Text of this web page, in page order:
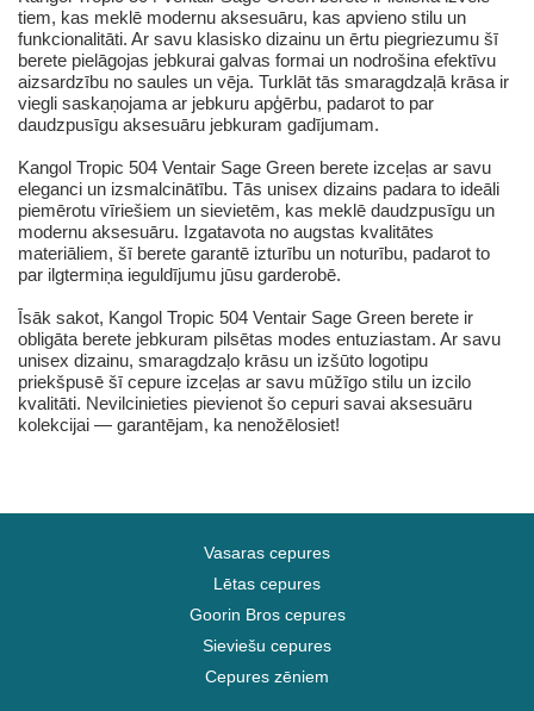
tiem, kas meklē modernu aksesuāru, kas apvieno stilu un
funkcionalitāti. Ar savu klasisko dizainu un ērtu piegriezumu šī
berete pielāgojas jebkurai galvas formai un nodrošina efektīvu
aizsardzību no saules un vēja. Turklāt tās smaragdzaļā krāsa ir
viegli saskaņojama ar jebkuru apģērbu, padarot to par
daudzpusīgu aksesuāru jebkuram gadījumam.
Kangol Tropic 504 Ventair Sage Green berete izceļas ar savu
eleganci un izsmalcinātību. Tās unisex dizains padara to ideāli
piemērotu vīriešiem un sievietēm, kas meklē daudzpusīgu un
modernu aksesuāru. Izgatavota no augstas kvalitātes
materiāliem, šī berete garantē izturību un noturību, padarot to
par ilgtermiņa ieguldījumu jūsu garderobē.
Īsāk sakot, Kangol Tropic 504 Ventair Sage Green berete ir
obligāta berete jebkuram pilsētas modes entuziastam. Ar savu
unisex dizainu, smaragdzaļo krāsu un izšūto logotipu
priekšpusē šī cepure izceļas ar savu mūžīgo stilu un izcilo
kvalitāti. Nevilcinieties pievienot šo cepuri savai aksesuāru
kolekcijai — garantējam, ka nenožēlosiet!
Vasaras cepures
Lētas cepures
Goorin Bros cepures
Sieviešu cepures
Cepures zēniem